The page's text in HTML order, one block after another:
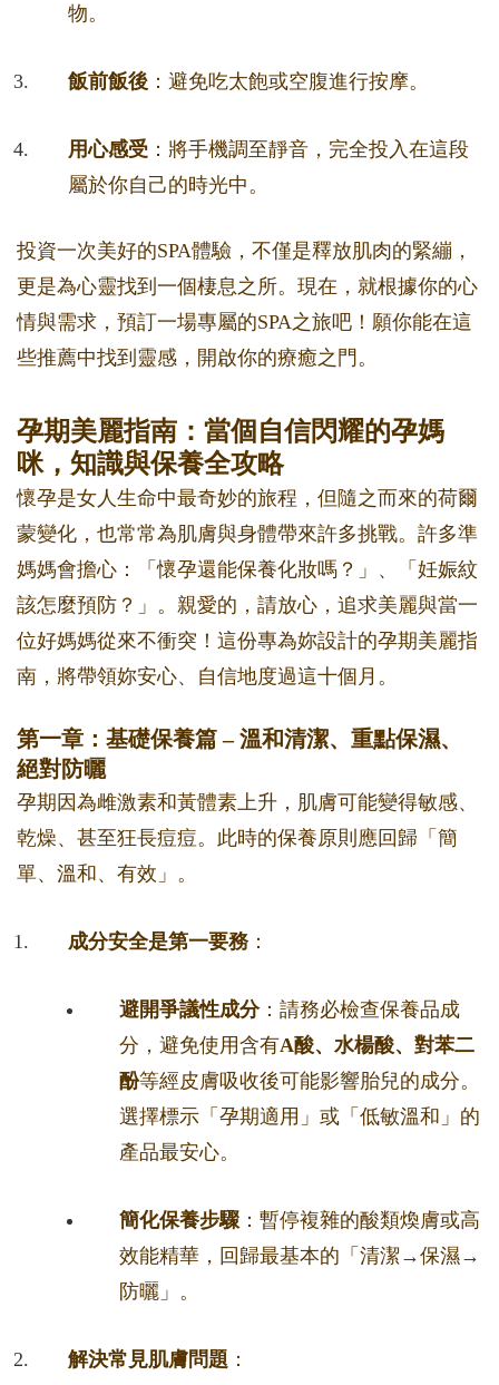
物。
飯前飯後 ：避免吃太飽或空腹進行按摩。
用心感受 ：將手機調至靜音，完全投入在這段
屬於你自己的時光中。
投資一次美好的SPA體驗，不僅是釋放肌肉的緊繃，
更是為心靈找到一個棲息之所。現在，就根據你的心
情與需求，預訂一場專屬的SPA之旅吧！願你能在這
些推薦中找到靈感，開啟你的療癒之門。
孕期美麗指南：當個自信閃耀的孕媽
咪，知識與保養全攻略
懷孕是女人生命中最奇妙的旅程，但隨之而來的荷爾
蒙變化，也常常為肌膚與身體帶來許多挑戰。許多準
媽媽會擔心：「懷孕還能保養化妝嗎？」、「妊娠紋
該怎麼預防？」。親愛的，請放心，追求美麗與當一
位好媽媽從來不衝突！這份專為妳設計的孕期美麗指
南，將帶領妳安心、自信地度過這十個月。
第一章：基礎保養篇 – 溫和清潔、重點保濕、
絕對防曬
孕期因為雌激素和黃體素上升，肌膚可能變得敏感、
乾燥、甚至狂長痘痘。此時的保養原則應回歸「簡
單、溫和、有效」。
成分安全是第一要務：
避開爭議性成分：請務必檢查保養品成
分，避免使用含有A酸、水楊酸、對苯二
酚等經皮膚吸收後可能影響胎兒的成分。
選擇標示「孕期適用」或「低敏溫和」的
產品最安心。
簡化保養步驟 ：暫停複雜的酸類煥膚或高
效能精華，回歸最基本的「清潔→保濕→
防曬」。
解決常見肌膚問題 ：